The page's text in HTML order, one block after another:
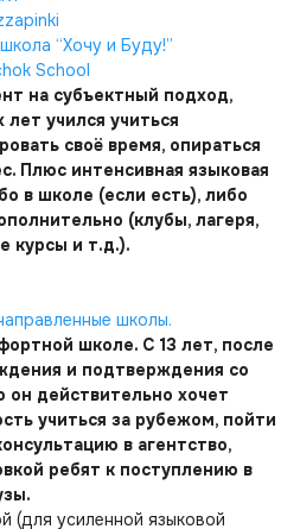
“Хочу и Буду!”
School
на субъектный подход,
учился учиться
своё время, опираться
Плюс интенсивная языковая
в школе (если есть), либо
(клубы, лагеря,
курсы и т.д.).
школы.
школе. С 13 лет, после
и подтверждения со
он действительно хочет
учиться за рубежом, пойти
в агентство,
ребят к поступлению в
(для усиленной языковой